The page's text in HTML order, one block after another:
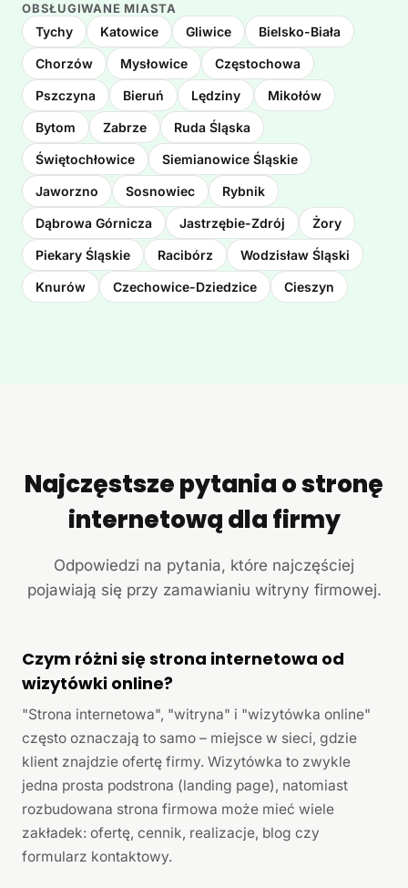
OBSŁUGIWANE MIASTA
Tychy Katowice Gliwice Bielsko-Biała
Chorzów Mysłowice Częstochowa
Pszczyna Bieruń Lędziny Mikołów
Bytom Zabrze Ruda Śląska
Świętochłowice Siemianowice Śląskie
Jaworzno Sosnowiec Rybnik
Dąbrowa Górnicza Jastrzębie-Zdrój Żory
Piekary Śląskie Racibórz Wodzisław Śląski
Knurów Czechowice-Dziedzice Cieszyn
Najczęstsze pytania o stronę
internetową dla firmy
Odpowiedzi na pytania, które najczęściej
pojawiają się przy zamawianiu witryny firmowej.
Czym różni się strona internetowa od
wizytówki online?
"Strona internetowa", "witryna" i "wizytówka online"
często oznaczają to samo – miejsce w sieci, gdzie
klient znajdzie ofertę firmy. Wizytówka to zwykle
jedna prosta podstrona (landing page), natomiast
rozbudowana strona firmowa może mieć wiele
zakładek: ofertę, cennik, realizacje, blog czy
formularz kontaktowy.